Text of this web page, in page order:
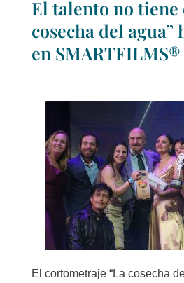
El talento no tiene
cosecha del agua”
en SMARTFILMS®
El cortometraje “La cosecha